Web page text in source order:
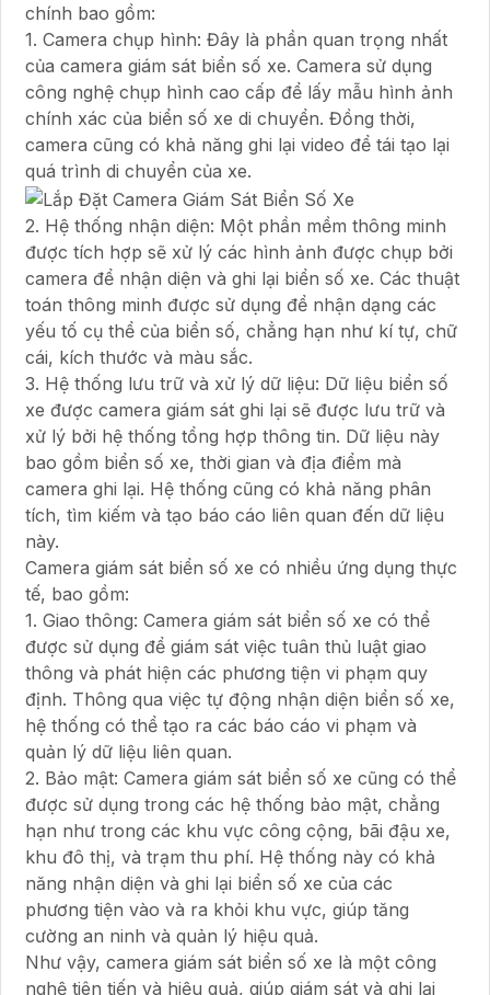
chính bao gồm:
1. Camera chụp hình: Đây là phần quan trọng nhất
của camera giám sát biển số xe. Camera sử dụng
công nghệ chụp hình cao cấp để lấy mẫu hình ảnh
chính xác của biển số xe di chuyển. Đồng thời,
camera cũng có khả năng ghi lại video để tái tạo lại
quá trình di chuyển của xe.
2. Hệ thống nhận diện: Một phần mềm thông minh
được tích hợp sẽ xử lý các hình ảnh được chụp bởi
camera để nhận diện và ghi lại biển số xe. Các thuật
toán thông minh được sử dụng để nhận dạng các
yếu tố cụ thể của biển số, chẳng hạn như kí tự, chữ
cái, kích thước và màu sắc.
3. Hệ thống lưu trữ và xử lý dữ liệu: Dữ liệu biển số
xe được camera giám sát ghi lại sẽ được lưu trữ và
xử lý bởi hệ thống tổng hợp thông tin. Dữ liệu này
bao gồm biển số xe, thời gian và địa điểm mà
camera ghi lại. Hệ thống cũng có khả năng phân
tích, tìm kiếm và tạo báo cáo liên quan đến dữ liệu
này.
Camera giám sát biển số xe có nhiều ứng dụng thực
tế, bao gồm:
1. Giao thông: Camera giám sát biển số xe có thể
được sử dụng để giám sát việc tuân thủ luật giao
thông và phát hiện các phương tiện vi phạm quy
định. Thông qua việc tự động nhận diện biển số xe,
hệ thống có thể tạo ra các báo cáo vi phạm và
quản lý dữ liệu liên quan.
2. Bảo mật: Camera giám sát biển số xe cũng có thể
được sử dụng trong các hệ thống bảo mật, chẳng
hạn như trong các khu vực công cộng, bãi đậu xe,
khu đô thị, và trạm thu phí. Hệ thống này có khả
năng nhận diện và ghi lại biển số xe của các
phương tiện vào và ra khỏi khu vực, giúp tăng
cường an ninh và quản lý hiệu quả.
Như vậy, camera giám sát biển số xe là một công
nghệ tiên tiến và hiệu quả, giúp giám sát và ghi lại